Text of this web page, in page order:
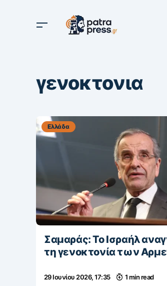
γενοκτονια
Ελλάδα
Σαμαράς: Το Ισραήλ
τη γενοκτονία των
29 Ιουνίου 2026, 17:35 1 min read